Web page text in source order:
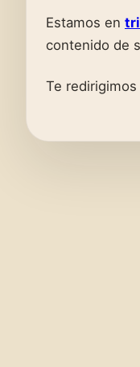
Estamos en
contenido de
Te